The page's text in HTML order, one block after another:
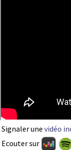
Signaler une vidéo
Ecouter sur